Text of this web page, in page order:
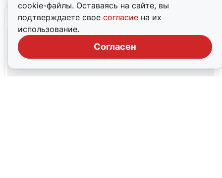
cookie-файлы. Оставаясь на сайте, вы
подтверждаете свое согласие на их
использование.
Согласен